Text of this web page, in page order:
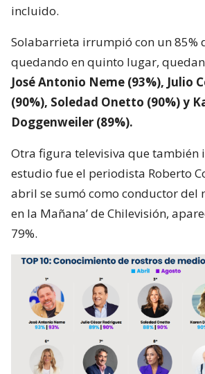
incluido.
Solabarrieta irrumpió con un 85%
quedando en quinto lugar,
José Antonio Neme (93%), Julio
(90%), Soledad Onetto (90%) y
Doggenweiler (89%).
Otra figura televisiva que también
estudio fue el periodista Roberto
abril se sumó como conductor del
en la Mañana’ de Chilevisión,
79%.